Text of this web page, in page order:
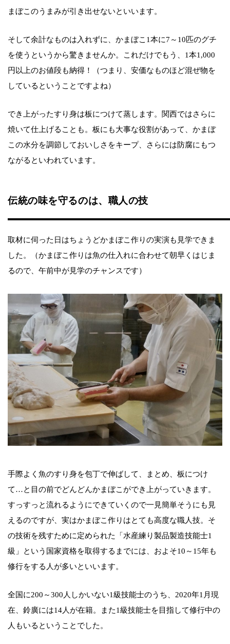
まぼこのうまみが引き出せないといいます。
そして余計なものは入れずに、かまぼこ1本に7～10匹のグチ
を使うというから驚きませんか。これだけでもう、1本1,000
円以上のお値段も納得！（つまり、安価なものほど混ぜ物を
しているということですよね）
でき上がったすり身は板につけて蒸します。関西ではさらに
焼いて仕上げることも。板にも大事な役割があって、かまぼ
この水分を調節しておいしさをキープ、さらには防腐にもつ
ながるといわれています。
伝統の味を守るのは、職人の技
取材に伺った日はちょうどかまぼこ作りの実演も見学できま
した。（かまぼこ作りは魚の仕入れに合わせて朝早くはじま
るので、午前中が見学のチャンスです）
手際よく魚のすり身を包丁で伸ばして、まとめ、板につけ
て…と目の前でどんどんかまぼこができ上がっていきます。
すっすっと流れるようにできていくので一見簡単そうにも見
えるのですが、実はかまぼこ作りはとても高度な職人技。そ
の技術を残すために定められた「水産練り製品製造技能士1
級」という国家資格を取得するまでには、およそ10～15年も
修行をする人が多いといいます。
全国に200～300人しかいない1級技能士のうち、2020年1月現
在、鈴廣には14人が在籍。また1級技能士を目指して修行中の
人もいるということでした。